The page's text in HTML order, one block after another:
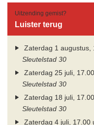
Uitzending gemist?
Luister terug
Zaterdag 1 augustus,
Sleutelstad 30
Zaterdag 25 juli,
Sleutelstad 30
Zaterdag 18 juli,
Sleutelstad 30
Zaterdag 4 juli, 17.00